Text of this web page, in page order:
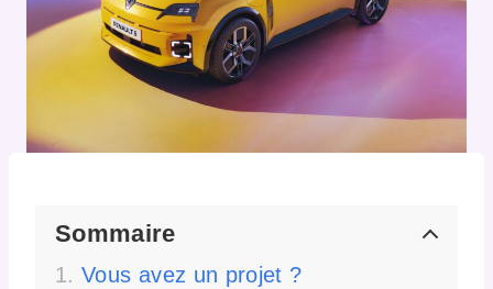
Sommaire
Vous avez un projet ?